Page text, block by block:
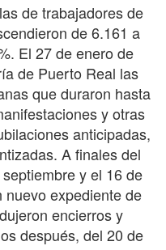
de trabajadores de
de 6.161 a
El 27 de enero de
de Puerto Real las
que duraron hasta
y otras
anticipadas,
A finales del
y el 16 de
expediente de
encierros y
después, del 20 de